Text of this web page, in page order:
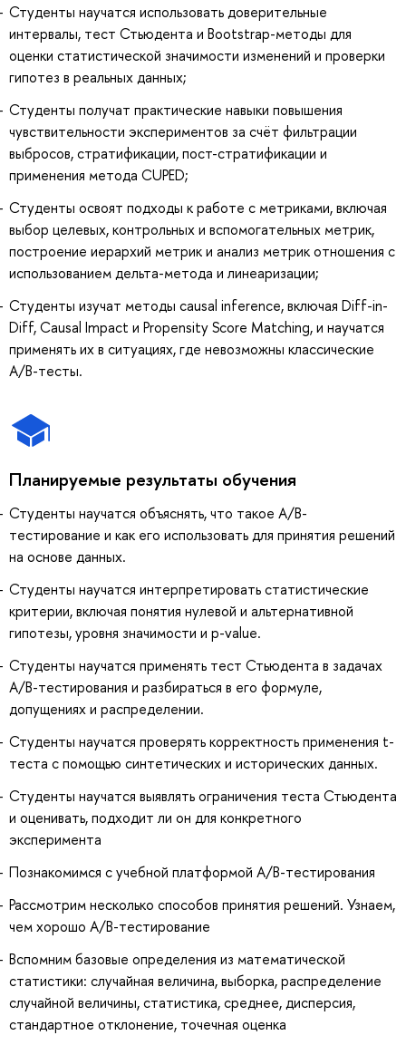
Студенты научатся использовать доверительные
интервалы, тест Стьюдента и Bootstrap-методы для
оценки статистической значимости изменений и проверки
гипотез в реальных данных;
Студенты получат практические навыки повышения
чувствительности экспериментов за счёт фильтрации
выбросов, стратификации, пост-стратификации и
применения метода CUPED;
Студенты освоят подходы к работе с метриками, включая
выбор целевых, контрольных и вспомогательных метрик,
построение иерархий метрик и анализ метрик отношения с
использованием дельта-метода и линеаризации;
Студенты изучат методы causal inference, включая Diff-in-
Diff, Causal Impact и Propensity Score Matching, и научатся
применять их в ситуациях, где невозможны классические
A/B-тесты.
Планируемые результаты обучения
Студенты научатся объяснять, что такое A/B-
тестирование и как его использовать для принятия решений
на основе данных.
Студенты научатся интерпретировать статистические
критерии, включая понятия нулевой и альтернативной
гипотезы, уровня значимости и p-value.
Студенты научатся применять тест Стьюдента в задачах
A/B-тестирования и разбираться в его формуле,
допущениях и распределении.
Студенты научатся проверять корректность применения t-
теста с помощью синтетических и исторических данных.
Студенты научатся выявлять ограничения теста Стьюдента
и оценивать, подходит ли он для конкретного
эксперимента
Познакомимся с учебной платформой А/B-тестирования
Рассмотрим несколько способов принятия решений. Узнаем,
чем хорошо А/B-тестирование
Вспомним базовые определения из математической
статистики: случайная величина, выборка, распределение
случайной величины, статистика, среднее, дисперсия,
стандартное отклонение, точечная оценка